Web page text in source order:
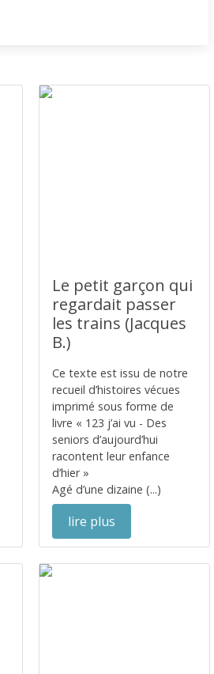
Le petit garçon qui
regardait passer
les trains (Jacques
B.)
Ce texte est issu de notre
recueil d’histoires vécues
imprimé sous forme de
livre « 123 j’ai vu - Des
seniors d’aujourd’hui
racontent leur enfance
d’hier »
Agé d’une dizaine (...)
lire plus